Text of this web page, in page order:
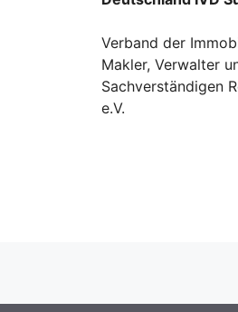
Verband der
Makler, Verwalter
Sachverständigen
e.V.